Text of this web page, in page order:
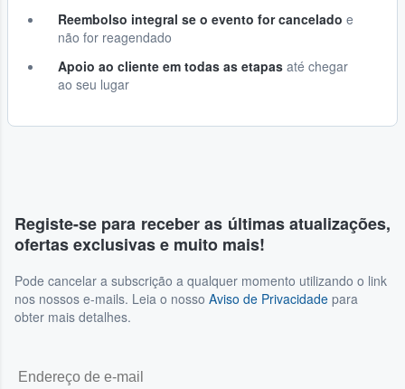
Reembolso integral se o evento for cancelado e
não for reagendado
Apoio ao cliente em todas as etapas até chegar
ao seu lugar
Registe-se para receber as últimas atualizações,
ofertas exclusivas e muito mais!
Pode cancelar a subscrição a qualquer momento utilizando o link
nos nossos e-mails. Leia o nosso Aviso de Privacidade para
obter mais detalhes.